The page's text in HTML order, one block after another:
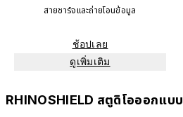
สายชาร์จและถ่ายโอนข้อมูล
ช้อปเลย
ดูเพิ่มเติม
RHINOSHIELD สตูดิโอออกแบบ